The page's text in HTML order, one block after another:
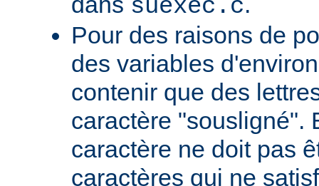
suexec.c
Pour des raisons de
des variables
contenir que des
caractère "sousligné".
caractère ne doit pas
caractères qui ne